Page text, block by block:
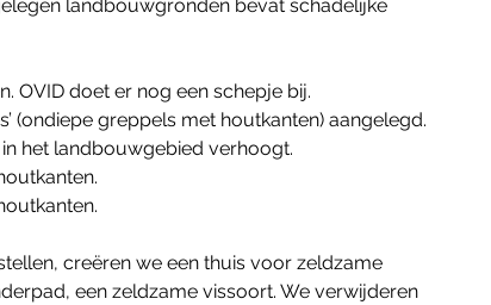
landbouwgronden bevat schadelijke
OVID doet er nog een schepje bij.
(ondiepe greppels met houtkanten) aangelegd.
het landbouwgebied verhoogt.
creëren we een thuis voor zeldzame
een zeldzame vissoort. We verwijderen